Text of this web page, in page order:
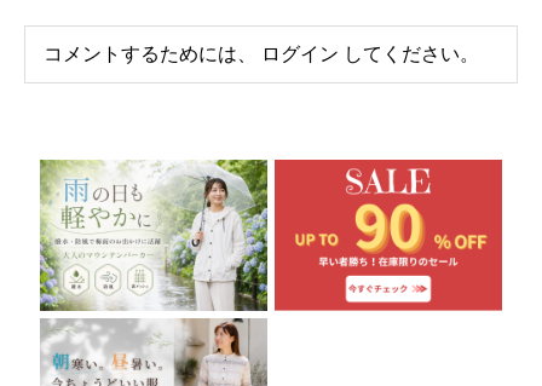
コメントするためには、 ログイン してください。